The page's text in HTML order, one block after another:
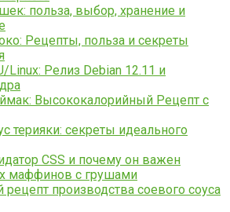
польза, выбор, хранение и
Рецепты, польза и секреты
Linux: Релиз Debian 12.11 и
Высококалорийный Рецепт с
терияки: секреты идеального
CSS и почему он важен
маффинов с грушами
производства соевого соуса